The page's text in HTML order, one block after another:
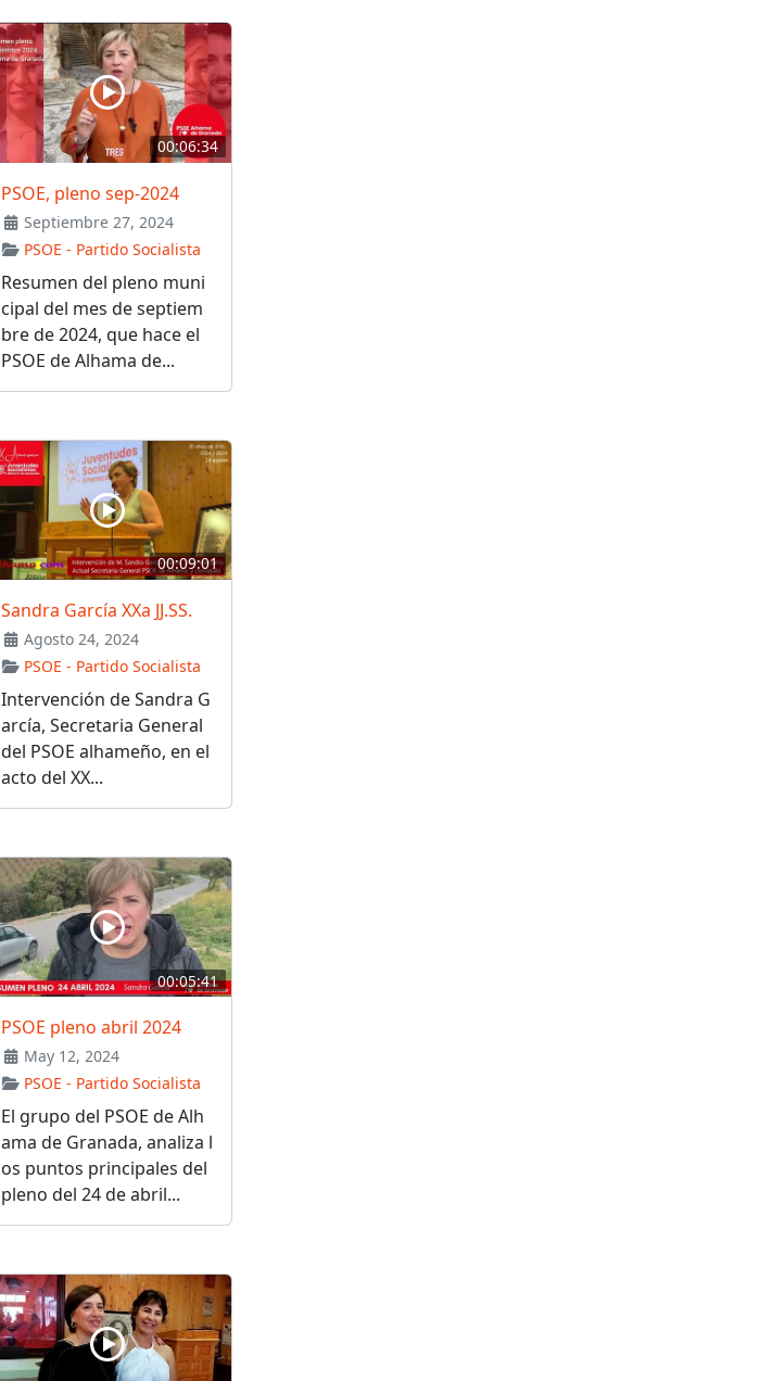
00:06:34
PSOE, pleno sep-2024
Septiembre 27, 2024
PSOE - Partido Socialista
Resumen del pleno muni
cipal del mes de septiem
bre de 2024, que hace el
PSOE de Alhama de...
00:09:01
Sandra García XXa JJ.SS.
Agosto 24, 2024
PSOE - Partido Socialista
Intervención de Sandra G
arcía, Secretaria General
del PSOE alhameño, en el
acto del XX...
00:05:41
PSOE pleno abril 2024
May 12, 2024
PSOE - Partido Socialista
El grupo del PSOE de Alh
ama de Granada, analiza l
os puntos principales del
pleno del 24 de abril...